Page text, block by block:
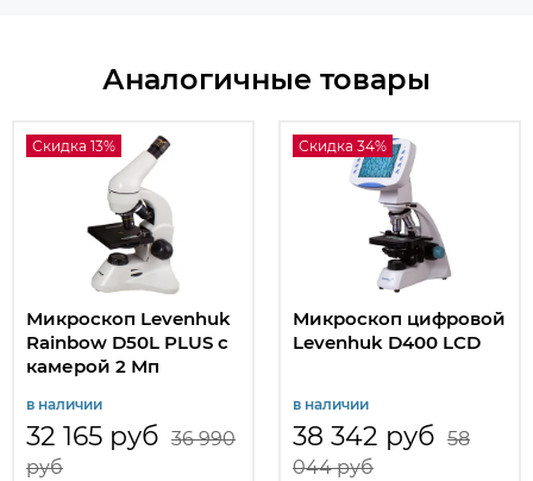
Аналогичные товары
Скидка 13%
Микроскоп Levenhuk
Rainbow D50L PLUS с
камерой 2 Мп
в наличии
32 165 руб 36 990
руб
Скидка 34%
Микроскоп цифровой
Levenhuk D400 LCD
в наличии
38 342 руб 58
044 руб